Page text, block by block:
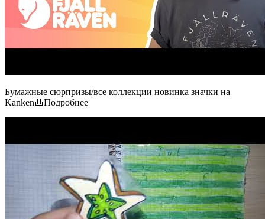
Бумажные сюрпризы/все коллекции новинка значки на
Kanken🎒Подробнее